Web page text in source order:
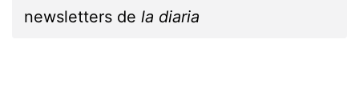
newsletters de la diaria